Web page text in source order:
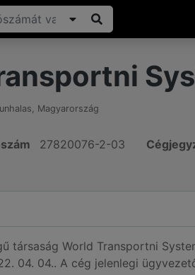
, Magyarország
27820076-2-03
társaság World Transportni
04. 04.. A cég jelenlegi